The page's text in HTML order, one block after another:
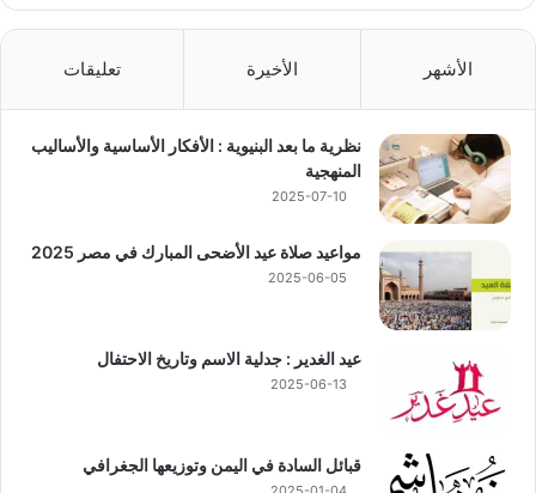
الأشهر الأخيرة تعليقات
نظرية ما بعد البنيوية : الأفكار الأساسية والأساليب
المنهجية
2025-07-10
مواعيد صلاة عيد الأضحى المبارك في مصر 2025
2025-06-05
عيد الغدير : جدلية الاسم وتاريخ الاحتفال
2025-06-13
قبائل السادة في اليمن وتوزيعها الجغرافي